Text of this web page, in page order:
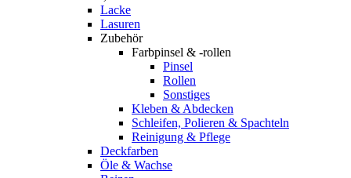
Lacke
Lasuren
Zubehör
Farbpinsel & -rollen
Pinsel
Rollen
Sonstiges
Kleben & Abdecken
Schleifen, Polieren & Spachteln
Reinigung & Pflege
Deckfarben
Öle & Wachse